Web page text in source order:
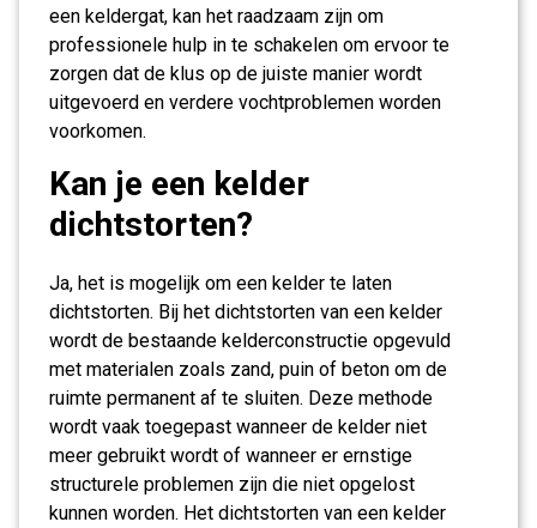
een keldergat, kan het raadzaam zijn om
professionele hulp in te schakelen om ervoor te
zorgen dat de klus op de juiste manier wordt
uitgevoerd en verdere vochtproblemen worden
voorkomen.
Kan je een kelder
dichtstorten?
Ja, het is mogelijk om een kelder te laten
dichtstorten. Bij het dichtstorten van een kelder
wordt de bestaande kelderconstructie opgevuld
met materialen zoals zand, puin of beton om de
ruimte permanent af te sluiten. Deze methode
wordt vaak toegepast wanneer de kelder niet
meer gebruikt wordt of wanneer er ernstige
structurele problemen zijn die niet opgelost
kunnen worden. Het dichtstorten van een kelder